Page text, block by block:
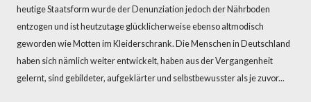
heutige Staatsform wurde der Denunziation jedoch der Nährboden
entzogen und ist heutzutage glücklicherweise ebenso altmodisch
geworden wie Motten im Kleiderschrank. Die Menschen in Deutschland
haben sich nämlich weiter entwickelt, haben aus der Vergangenheit
gelernt, sind gebildeter, aufgeklärter und selbstbewusster als je zuvor...